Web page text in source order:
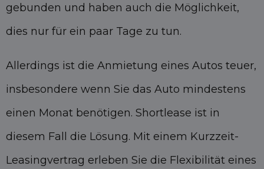
gebunden und haben auch die Möglichkeit,
dies nur für ein paar Tage zu tun.
Allerdings ist die Anmietung eines Autos teuer,
insbesondere wenn Sie das Auto mindestens
einen Monat benötigen. Shortlease ist in
diesem Fall die Lösung. Mit einem Kurzzeit-
Leasingvertrag erleben Sie die Flexibilität eines